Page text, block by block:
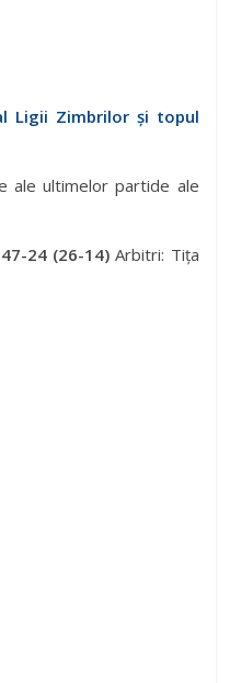
Ligii Zimbrilor și topul
ale ultimelor partide ale
24 (26-14) Arbitri: Tița